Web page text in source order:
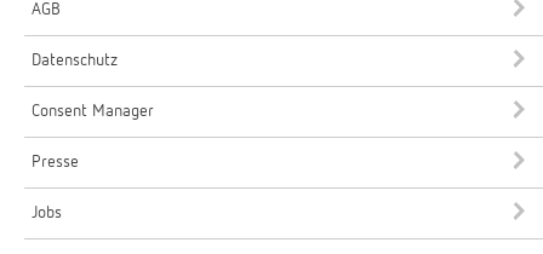
AGB
Datenschutz
Consent Manager
Presse
Jobs